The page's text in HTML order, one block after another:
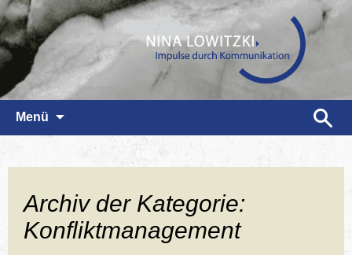
Menü
Suchen
nach:
Archiv der Kategorie:
Konfliktmanagement